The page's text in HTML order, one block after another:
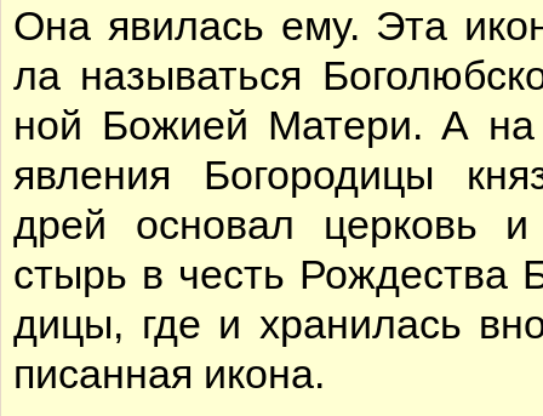
Она яви­лась ему. Эта
ла на­зы­вать­ся
ной Бо­жи­ей Ма­те­ри. А на
яв­ле­ния Бо­го­ро­ди­цы
дрей ос­но­вал цер­ковь
стырь в честь Рож­де­ства
ди­цы, где и хра­ни­лась
пи­сан­ная ико­на.